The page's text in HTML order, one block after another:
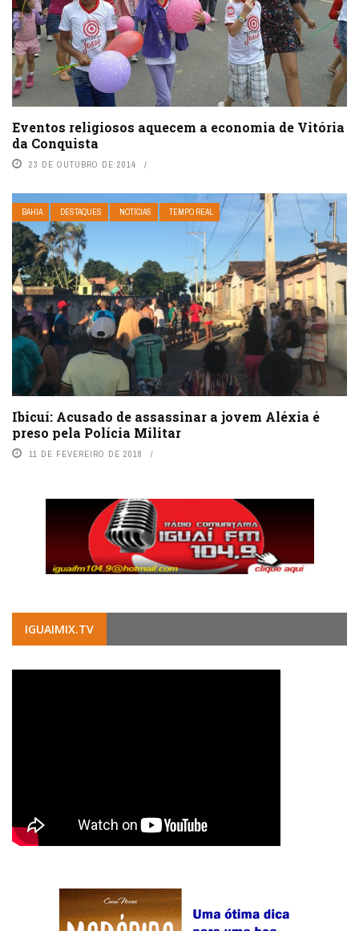
Eventos religiosos aquecem a economia de Vitória
da Conquista
23 DE OUTUBRO DE 2014
BAHIA DESTAQUES NOTÍCIAS TEMPO REAL
Ibicuí: Acusado de assassinar a jovem Aléxia é
preso pela Polícia Militar
11 DE FEVEREIRO DE 2018
IGUAIMIX.TV